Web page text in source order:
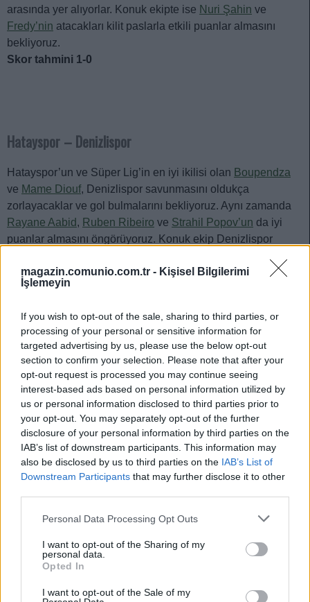
magazin.comunio.com.tr - Kişisel Bilgilerimi
İşlemeyin
If you wish to opt-out of the sale, sharing to third parties, or
processing of your personal or sensitive information for
targeted advertising by us, please use the below opt-out
section to confirm your selection. Please note that after your
opt-out request is processed you may continue seeing
interest-based ads based on personal information utilized by
us or personal information disclosed to third parties prior to
your opt-out. You may separately opt-out of the further
disclosure of your personal information by third parties on the
IAB’s list of downstream participants. This information may
also be disclosed by us to third parties on the IAB’s List of
Downstream Participants that may further disclose it to other
Please note that this website/app uses one or more Google
not limited to your visit or usage behaviour. You may click to
grant or deny consent to Google and its third-party tags to
use your data for below specified purposes in below Google
consent section.
Personal Data Processing Opt Outs
I want to opt-out of the Sharing of my
personal data.
Opted In
I want to opt-out of the Sale of my
arasında yer alıyorlar. Konuk ekipte ise Nuri Şahin ve
Fredy’nin atacakları kilit paslarla etkili puanlar almasını
bekliyoruz.
Skor tahmini 1-0
Hatayspor – Denizlispor
Hatayspor’un ve Süper Lig’in en iyi ikilisi olan Boupendza
ve Mame Diouf, Denizlispor savunmasını oldukça
zorlayacaklar ve gol bulmalarını bekliyoruz. Aynı zamanda
Rayane Aabid , Ruben Ribeiro ve Strahil Popov’un da iyi
puanlar almasını öngörüyoruz. Konuk ekip Denizlispor
Dolayısıyla ciddi bir rotasyon olma ihtimali yüksek. Genç
ağırlıklı kadro ile maça çıkmalarını bekliyoruz.
futbolcu tercihlerinden uzak durmaları.
Skor tahmini 4-0
Futbolcu Analizi: Aaron Salem Boupendza!
Sürekli kiralandığı için futbolu
bırakmayı bile düşünmüştü. Şimdi
kariyerinin zirvesinde!
Göztepe – Konyaspor